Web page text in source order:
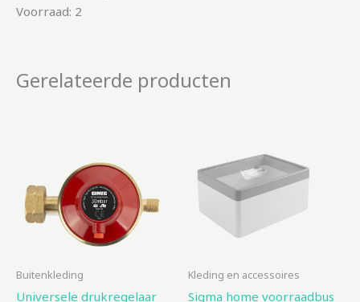
Voorraad: 2
Gerelateerde producten
Buitenkleding
Universele drukregelaar
Kleding en accessoires
Sigma home voorraadbus